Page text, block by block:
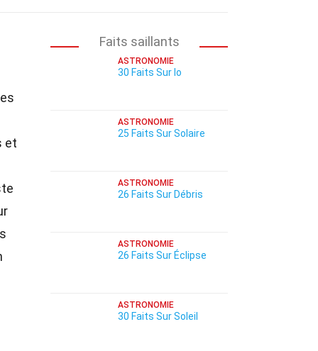
et
Faits saillants
ASTRONOMIE
30 Faits Sur Io
ASTRONOMIE
25 Faits Sur Solaire
ASTRONOMIE
26 Faits Sur Débris
ASTRONOMIE
26 Faits Sur Éclipse
ASTRONOMIE
30 Faits Sur Soleil